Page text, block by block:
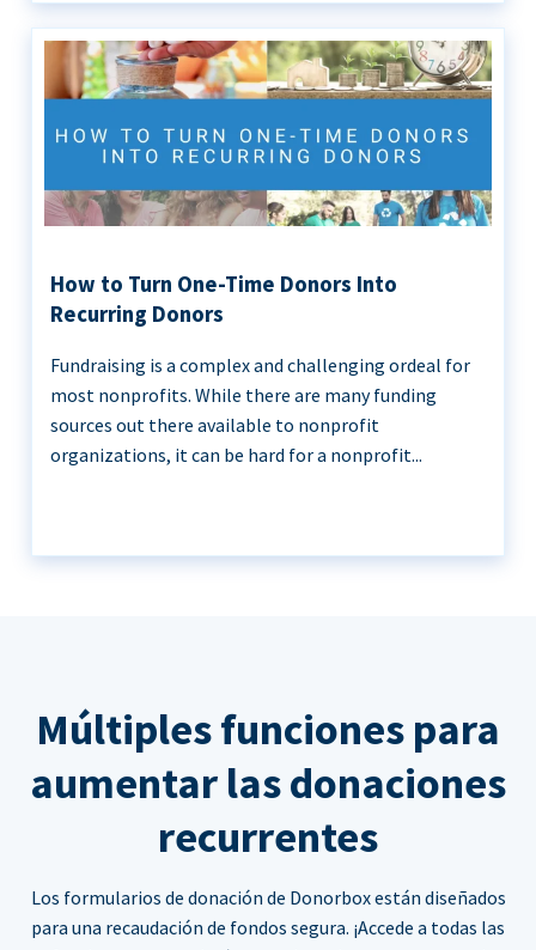
How to Turn One-Time Donors Into
Recurring Donors
Fundraising is a complex and challenging ordeal for
most nonprofits. While there are many funding
sources out there available to nonprofit
organizations, it can be hard for a nonprofit...
Múltiples funciones para
aumentar las donaciones
recurrentes
Los formularios de donación de Donorbox están diseñados
para una recaudación de fondos segura. ¡Accede a todas las